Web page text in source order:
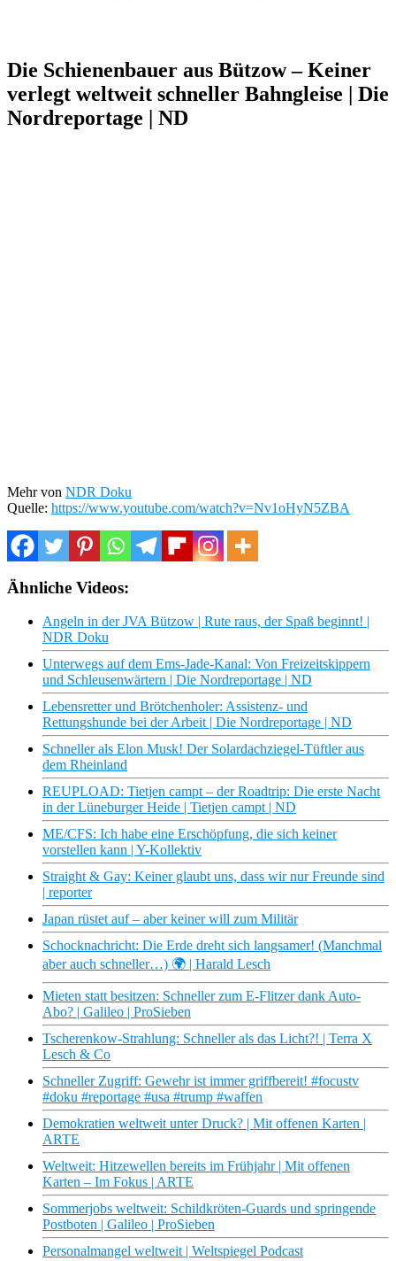
Die Schienenbauer aus Bützow – Keiner
verlegt weltweit schneller Bahngleise | Die
Nordreportage | ND
Mehr von NDR Doku
Quelle: https://www.youtube.com/watch?v=Nv1oHyN5ZBA
Ähnliche Videos:
Angeln in der JVA Bützow | Rute raus, der Spaß beginnt! |
NDR Doku
Unterwegs auf dem Ems-Jade-Kanal: Von Freizeitskippern
und Schleusenwärtern | Die Nordreportage | ND
Lebensretter und Brötchenholer: Assistenz- und
Rettungshunde bei der Arbeit | Die Nordreportage | ND
Schneller als Elon Musk! Der Solardachziegel-Tüftler aus
dem Rheinland
REUPLOAD: Tietjen campt – der Roadtrip: Die erste Nacht
in der Lüneburger Heide | Tietjen campt | ND
ME/CFS: Ich habe eine Erschöpfung, die sich keiner
vorstellen kann | Y-Kollektiv
Straight & Gay: Keiner glaubt uns, dass wir nur Freunde sind
| reporter
Japan rüstet auf – aber keiner will zum Militär
Schocknachricht: Die Erde dreht sich langsamer! (Manchmal
aber auch schneller…) 🌍 | Harald Lesch
Mieten statt besitzen: Schneller zum E-Flitzer dank Auto-
Abo? | Galileo | ProSieben
Tscherenkow-Strahlung: Schneller als das Licht?! | Terra X
Lesch & Co
Schneller Zugriff: Gewehr ist immer griffbereit! #focustv
#doku #reportage #usa #trump #waffen
Demokratien weltweit unter Druck? | Mit offenen Karten |
ARTE
Weltweit: Hitzewellen bereits im Frühjahr | Mit offenen
Karten – Im Fokus | ARTE
Sommerjobs weltweit: Schildkröten-Guards und springende
Postboten | Galileo | ProSieben
Personalmangel weltweit | Weltspiegel Podcast